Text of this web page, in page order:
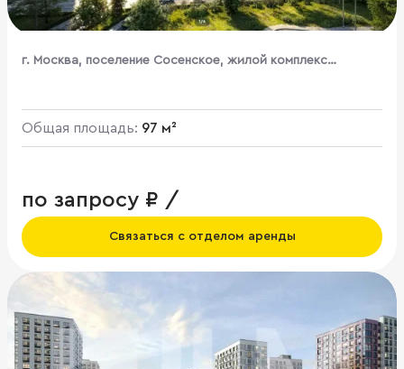
г. Москва, поселение Сосенское, жилой комплекс
Общая площадь: 97 м²
по запросу ₽ /
Связаться с отделом аренды